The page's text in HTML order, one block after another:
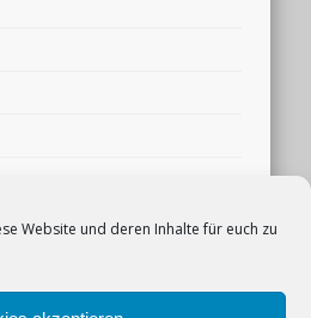
Website und deren Inhalte für euch zu